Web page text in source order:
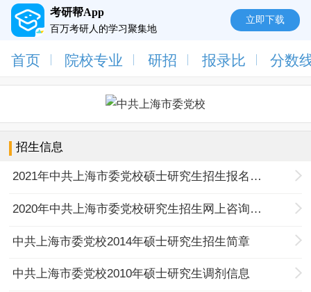
考研帮App
百万考研人的学习聚集地
立即下载
首页 院校专业 研招 报录比 分数
招生信息
2021年中共上海市委党校硕士研究生招生报名工作网上确认（现场确认）的通知
2020年中共上海市委党校研究生招生网上咨询活动的公告
中共上海市委党校2014年硕士研究生招生简章
中共上海市委党校2010年硕士研究生调剂信息